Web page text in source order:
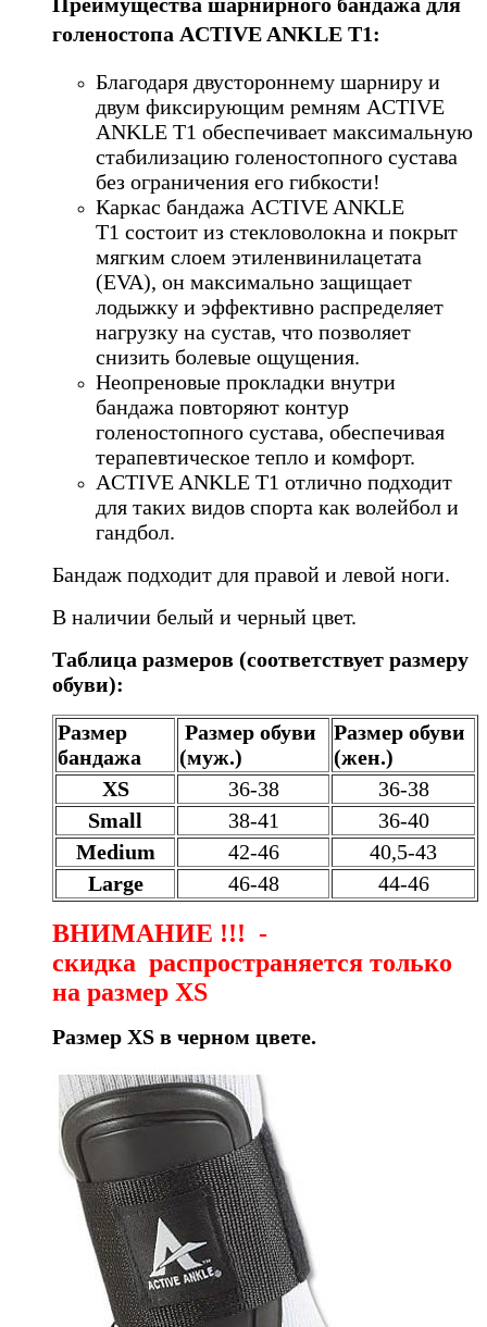
голеностопа ACTIVE ANKLE T1:
Благодаря двустороннему шарниру и
двум фиксирующим ремням ACTIVE
ANKLE T1 обеспечивает максимальную
стабилизацию голеностопного сустава
без ограничения его гибкости!
Каркас бандажа ACTIVE ANKLE
T1 состоит из стекловолокна и покрыт
мягким слоем этиленвинилацетата
(EVA), он максимально защищает
лодыжку и эффективно распределяет
нагрузку на сустав, что позволяет
снизить болевые ощущения.
Неопреновые прокладки внутри
бандажа повторяют контур
голеностопного сустава, обеспечивая
терапевтическое тепло и комфорт.
ACTIVE ANKLE T1 отлично подходит
для таких видов спорта как волейбол и
гандбол.
Бандаж подходит для правой и левой ноги.
В наличии белый и черный цвет.
Таблица размеров (соответствует размеру
обуви):
Размер
бандажа
Размер обуви
(муж.)
Размер обуви
(жен.)
XS
36-38
36-38
Small
38-41
36-40
Medium
42-46
40,5-43
Large
46-48 44-46
ВНИМАНИЕ !!! -
скидка распространяется только
на размер XS
Размер XS в черном цвете.